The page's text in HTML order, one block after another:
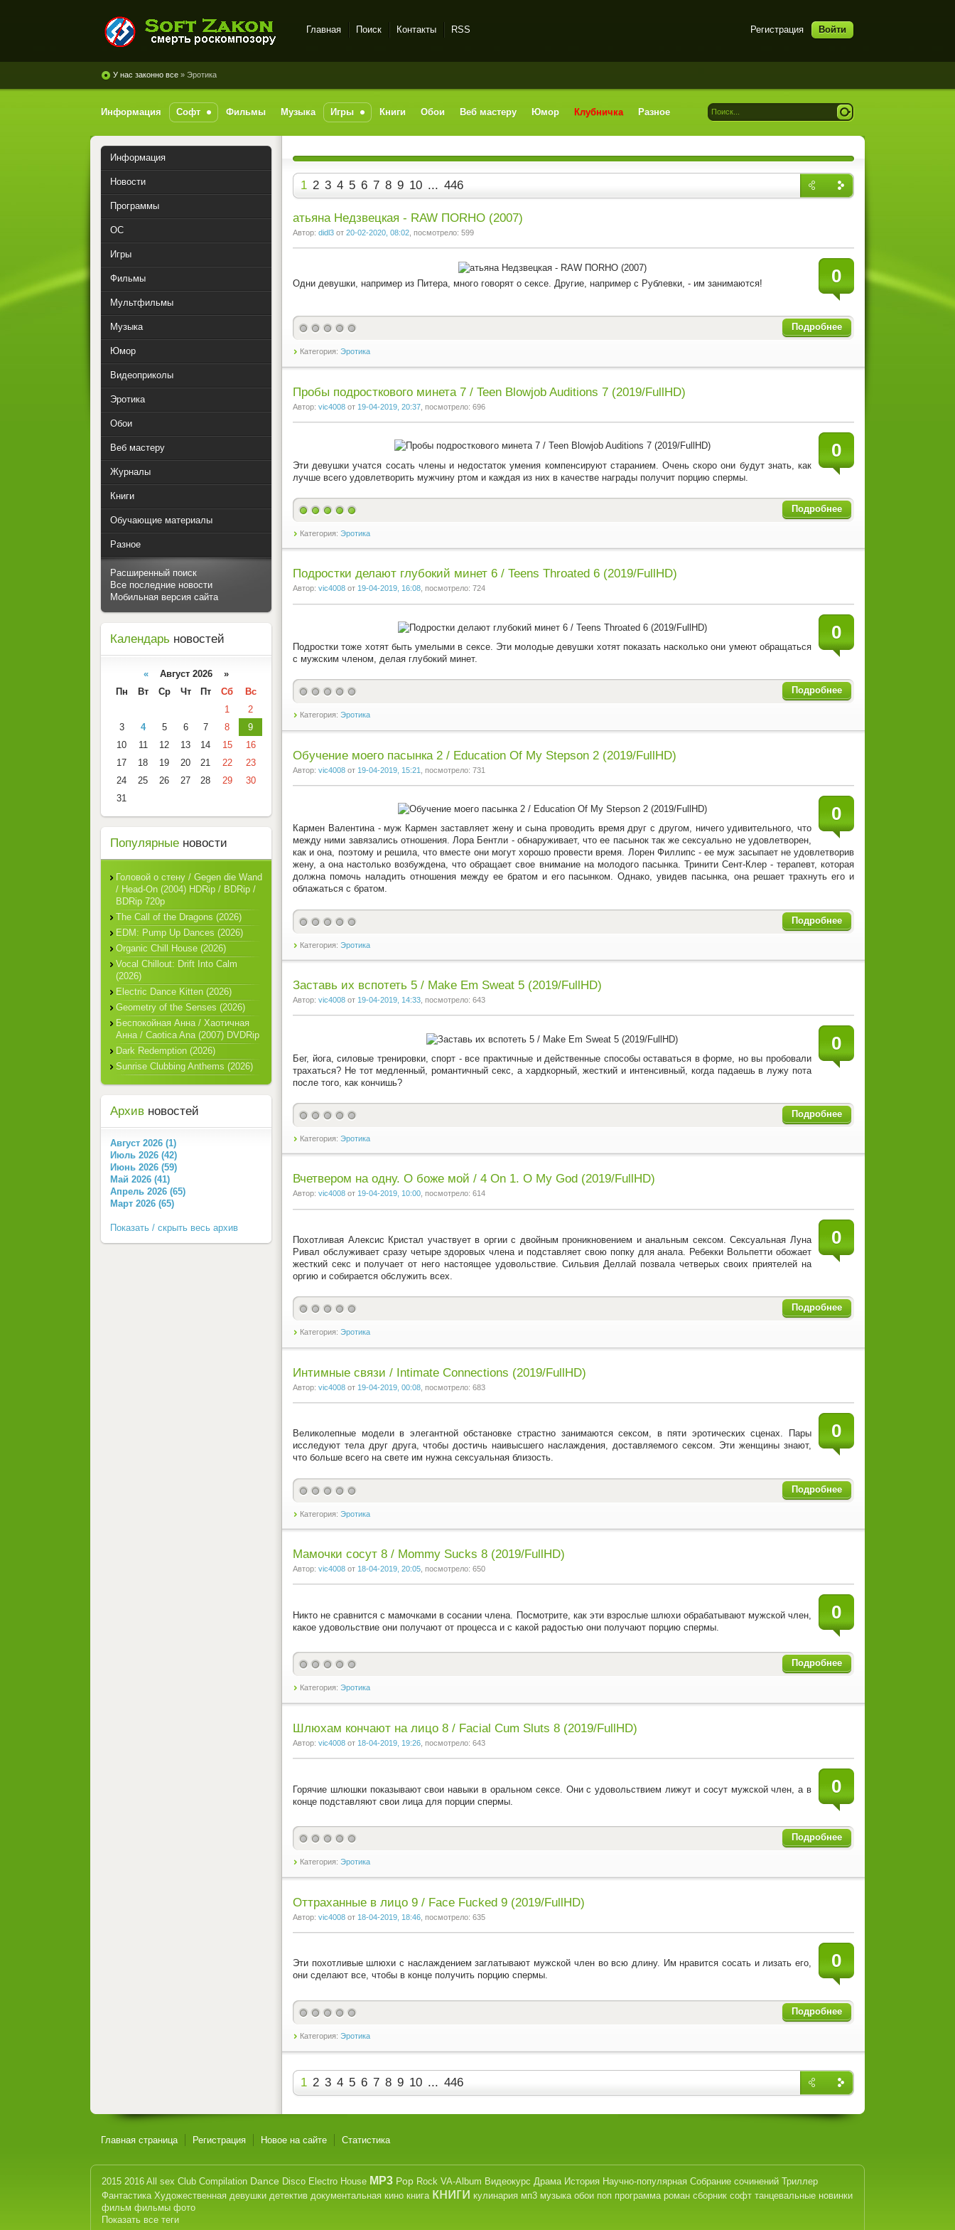
игры, музыку с
файлообменников
бесплатно
Регистрация Войти
Главная Поиск Контакты RSS
У нас законно все » Эротика
Информация Софт Фильмы Музыка Игры Книги Обои Веб мастеру Юмор Клубничка Разное
1 2 3 4 5 6 7 8 9 10 ... 446
атьяна Недзвецкая - RAW ПОRНО (2007)
Автор: didl3 от 20-02-2020, 08:02 , посмотрело: 599
0
Одни девушки, например из Питера, много говорят о сексе. Другие, например с Рублевки, - им занимаются!
Подробнее
Категория: Эротика
Пробы подросткового минета 7 / Teen Blowjob Auditions 7 (2019/FullHD)
Автор: vic4008 от 19-04-2019, 20:37 , посмотрело: 696
0
Эти девушки учатся сосать члены и недостаток умения компенсируют старанием. Очень скоро они будут знать, как
лучше всего удовлетворить мужчину ртом и каждая из них в качестве награды получит порцию спермы.
Подробнее
Категория: Эротика
Подростки делают глубокий минет 6 / Teens Throated 6 (2019/FullHD)
Автор: vic4008 от 19-04-2019, 16:08 , посмотрело: 724
0
Подростки тоже хотят быть умелыми в сексе. Эти молодые девушки хотят показать насколько они умеют обращаться
с мужским членом, делая глубокий минет.
Подробнее
Категория: Эротика
Обучение моего пасынка 2 / Education Of My Stepson 2 (2019/FullHD)
Автор: vic4008 от 19-04-2019, 15:21 , посмотрело: 731
0
Кармен Валентина - муж Кармен заставляет жену и сына проводить время друг с другом, ничего удивительного, что
между ними завязались отношения. Лора Бентли - обнаруживает, что ее пасынок так же сексуально не удовлетворен,
как и она, поэтому и решила, что вместе они могут хорошо провести время. Лорен Филлипс - ее муж засыпает не удовлетворив
жену, а она настолько возбуждена, что обращает свое внимание на молодого пасынка. Тринити Сент-Клер - терапевт, которая
должна помочь наладить отношения между ее братом и его пасынком. Однако, увидев пасынка, она решает трахнуть его и
облажаться с братом.
Подробнее
Категория: Эротика
Заставь их вспотеть 5 / Make Em Sweat 5 (2019/FullHD)
Автор: vic4008 от 19-04-2019, 14:33 , посмотрело: 643
0
Бег, йога, силовые тренировки, спорт - все практичные и действенные способы оставаться в форме, но вы пробовали
трахаться? Не тот медленный, романтичный секс, а хардкорный, жесткий и интенсивный, когда падаешь в лужу пота
после того, как кончишь?
Подробнее
Категория: Эротика
Вчетвером на одну. О боже мой / 4 On 1. O My God (2019/FullHD)
Автор: vic4008 от 19-04-2019, 10:00 , посмотрело: 614
0
Похотливая Алексис Кристал участвует в оргии с двойным проникновением и анальным сексом. Сексуальная Луна
Ривал обслуживает сразу четыре здоровых члена и подставляет свою попку для анала. Ребекки Вольпетти обожает
жесткий секс и получает от него настоящее удовольствие. Сильвия Деллай позвала четверых своих приятелей на
оргию и собирается обслужить всех.
Подробнее
Категория: Эротика
Интимные связи / Intimate Connections (2019/FullHD)
Автор: vic4008 от 19-04-2019, 00:08 , посмотрело: 683
0
Великолепные модели в элегантной обстановке страстно занимаются сексом, в пяти эротических сценах. Пары
исследуют тела друг друга, чтобы достичь наивысшего наслаждения, доставляемого сексом. Эти женщины знают,
что больше всего на свете им нужна сексуальная близость.
Подробнее
Категория: Эротика
Мамочки сосут 8 / Mommy Sucks 8 (2019/FullHD)
Автор: vic4008 от 18-04-2019, 20:05 , посмотрело: 650
0
Никто не сравнится с мамочками в сосании члена. Посмотрите, как эти взрослые шлюхи обрабатывают мужской член,
какое удовольствие они получают от процесса и с какой радостью они получают порцию спермы.
Подробнее
Категория: Эротика
Шлюхам кончают на лицо 8 / Facial Cum Sluts 8 (2019/FullHD)
Автор: vic4008 от 18-04-2019, 19:26 , посмотрело: 643
0
Горячие шлюшки показывают свои навыки в оральном сексе. Они с удовольствием лижут и сосут мужской член, а в
конце подставляют свои лица для порции спермы.
Подробнее
Категория: Эротика
Оттраханные в лицо 9 / Face Fucked 9 (2019/FullHD)
Автор: vic4008 от 18-04-2019, 18:46 , посмотрело: 635
0
Эти похотливые шлюхи с наслаждением заглатывают мужской член во всю длину. Им нравится сосать и лизать его,
они сделают все, чтобы в конце получить порцию спермы.
Подробнее
Категория: Эротика
1 2 3 4 5 6 7 8 9 10 ... 446
д
Информация
Новости
Программы
ОС
Игры
Фильмы
Мультфильмы
Музыка
Юмор
Видеоприколы
Эротика
Обои
Веб мастеру
Журналы
Книги
Обучающие материалы
Разное
Расширенный поиск
Все последние новости
Мобильная версия сайта
Календарь новостей
« Август 2026 »
Пн
Вт Ср Чт Пт Сб
Вс
1
2
3
4 5 6 7 8
9
10
11 12 13 14 15
16
17
18 19 20 21 22
23
24
25 26 27 28 29
30
31
Популярные новости
Головой о стену / Gegen die Wand
/ Head-On (2004) HDRip / BDRip /
BDRip 720p
The Call of the Dragons (2026)
EDM: Pump Up Dances (2026)
Organic Chill House (2026)
Vocal Chillout: Drift Into Calm
(2026)
Electric Dance Kitten (2026)
Geometry of the Senses (2026)
Беспокойная Анна / Хаотичная
Анна / Caotica Ana (2007) DVDRip
Dark Redemption (2026)
Sunrise Clubbing Anthems (2026)
Архив новостей
Август 2026 (1)
Июль 2026 (42)
Июнь 2026 (59)
Май 2026 (41)
Апрель 2026 (65)
Март 2026 (65)
Показать / скрыть весь архив
Главная страница Регистрация Новое на сайте Статистика
2015 2016 All sex Club Compilation Dance Disco Electro House MP3 Pop Rock VA-Album Видеокурс Драма История Научно-популярная Собрание сочинений Триллер
Фантастика Художественная девушки детектив документальная кино книга книги кулинария мп3 музыка обои поп программа роман сборник софт танцевальные новинки
фильм фильмы фото
Показать все теги